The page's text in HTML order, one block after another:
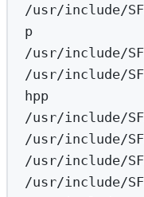
/usr/include/
p
/usr/include/
/usr/include/
hpp
/usr/include/
/usr/include/
/usr/include/
/usr/include/